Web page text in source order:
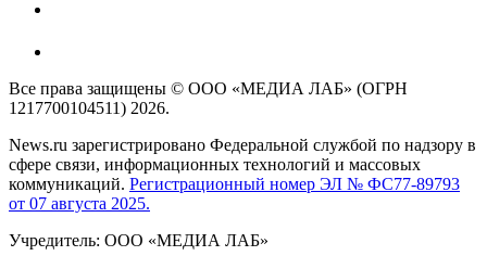
Все права защищены © ООО «МЕДИА ЛАБ» (ОГРН
1217700104511) 2026.
News.ru зарегистрировано Федеральной службой по надзору в
сфере связи, информационных технологий и массовых
коммуникаций. Регистрационный номер ЭЛ № ФС77-89793
от 07 августа 2025.
Учредитель: ООО «МЕДИА ЛАБ»